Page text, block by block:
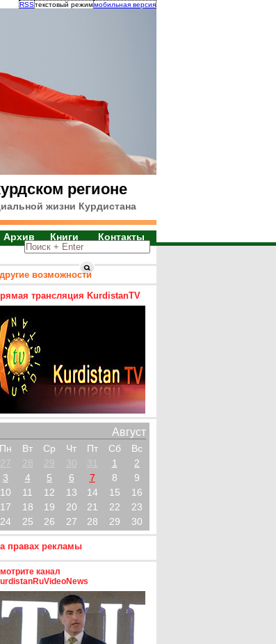
RSSтекстовый режиммобильная версия
регионе
жизни Курдистана
Архив Книги Контакты
другие возможности
трансляция KurdistanTV
Август
Пн Вт Ср Чт Пт Сб
Вс
27
28 29 30 31 1
2
3
4 5 6 7 8
9
10
11 12 13 14 15
16
17
18 19 20 21 22
23
24
25 26 27 28 29 30
правах рекламы
канал